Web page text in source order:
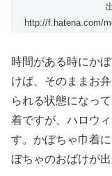
http://f.hatena.com/
時間がある時にか
けば、そのままお
られる状態になっ
着ですが、ハロウ
す。かぼちゃ巾着
ぼちゃのおばけが出